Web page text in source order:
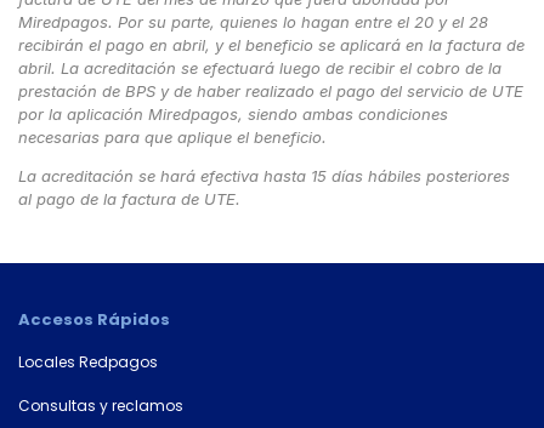
Miredpagos. Por su parte, quienes lo hagan entre el 20 y el 28
recibirán el pago en abril, yel beneficio se aplicará en la factura de
abril. La acreditación se efectuará luego de recibir el cobro de la
prestación de BPS y de haber realizado el pago del servicio de UTE
por la aplicación Miredpagos, siendo ambas condiciones
necesarias para que aplique el beneficio.
La acreditación se hará efectiva hasta 15 días hábiles posteriores
al pago de la factura de UTE.
Accesos Rápidos
Locales Redpagos
Consultas y reclamos